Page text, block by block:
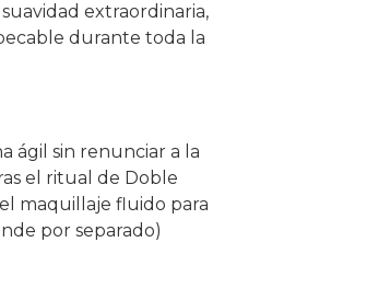
extraordinaria,
durante toda la
ágil sin renunciar a la
el ritual de Doble
maquillaje fluido para
por separado)